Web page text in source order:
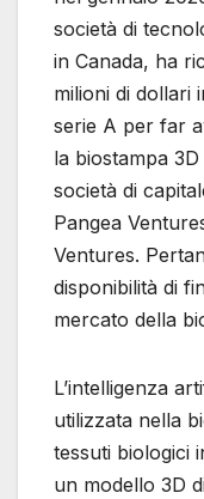
società di
in Canada, ha
milioni di dollari
serie A per far
la biostampa
società di
Pangea
Ventures.
disponibilità di
mercato della
L’intelligenza
utilizzata nella
tessuti biologici
un modello 3D